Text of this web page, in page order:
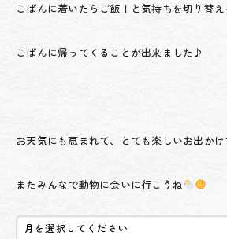
こぱんに着いたらご飯！と気持ちを切り替え
こぱんに帰ってくることが出来ました♪
お天気にも恵まれて、とても楽しいお出か
またみんなで動物に会いに行こうね